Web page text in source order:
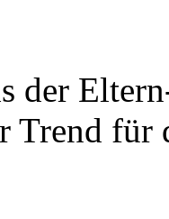
der
Trend für